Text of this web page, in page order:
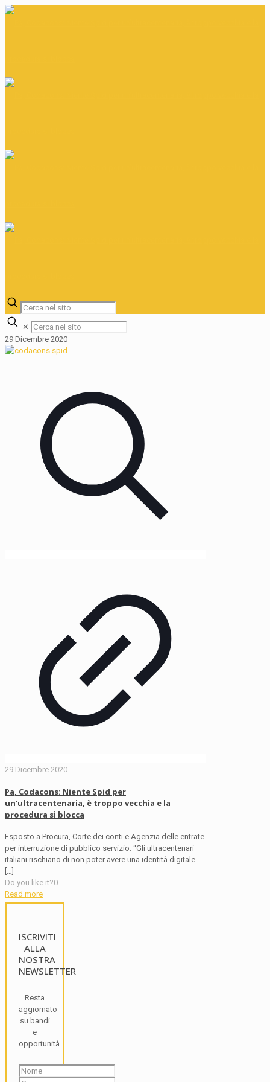
✕
29 Dicembre 2020
29 Dicembre 2020
Pa, Codacons: Niente Spid per
un’ultracentenaria, è troppo vecchia e la
procedura si blocca
Esposto a Procura, Corte dei conti e Agenzia delle entrate
per interruzione di pubblico servizio. “Gli ultracentenari
italiani rischiano di non poter avere una identità digitale
Do you like it?0
Read more
ISCRIVITI
ALLA
NOSTRA
NEWSLETTER
Resta
aggiornato
su bandi
e
opportunità